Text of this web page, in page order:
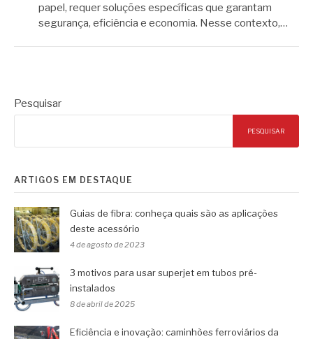
papel, requer soluções específicas que garantam
segurança, eficiência e economia. Nesse contexto,…
Pesquisar
PESQUISAR
ARTIGOS EM DESTAQUE
Guias de fibra: conheça quais são as aplicações
deste acessório
4 de agosto de 2023
3 motivos para usar superjet em tubos pré-
instalados
8 de abril de 2025
Eficiência e inovação: caminhões ferroviários da